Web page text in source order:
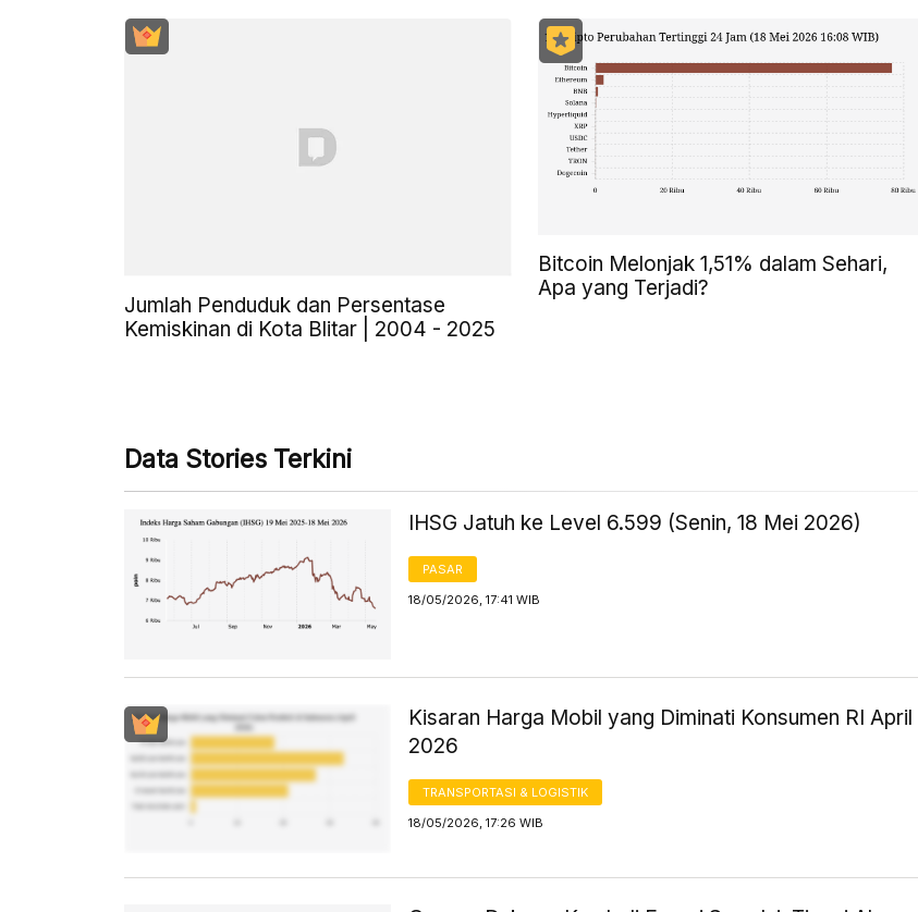
Jumlah Penduduk dan Persentase
Kemiskinan di Kota Blitar | 2004 - 2025
Bitcoin Melonjak 1,51% dalam Sehari,
Apa yang Terjadi?
Data Stories Terkini
IHSG Jatuh ke Level 6.599 (Senin, 18 Mei 2026)
PASAR
18/05/2026, 17:41 WIB
Kisaran Harga Mobil yang Diminati Konsumen RI April
2026
TRANSPORTASI & LOGISTIK
18/05/2026, 17:26 WIB